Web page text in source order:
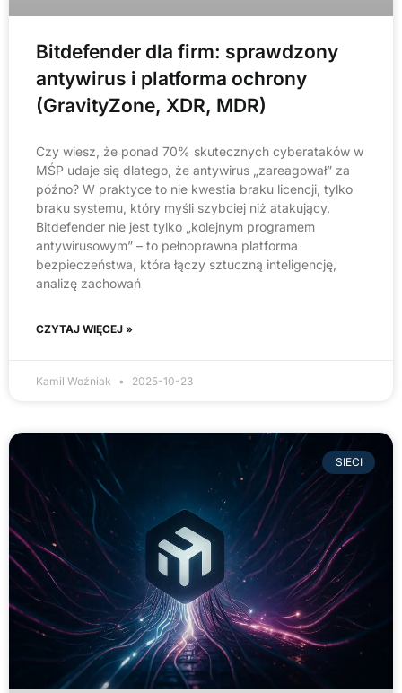
Bitdefender dla firm: sprawdzony
antywirus i platforma ochrony
(GravityZone, XDR, MDR)
Czy wiesz, że ponad 70% skutecznych cyberataków w
MŚP udaje się dlatego, że antywirus „zareagował” za
późno? W praktyce to nie kwestia braku licencji, tylko
braku systemu, który myśli szybciej niż atakujący.
Bitdefender nie jest tylko „kolejnym programem
antywirusowym” – to pełnoprawna platforma
bezpieczeństwa, która łączy sztuczną inteligencję,
analizę zachowań
CZYTAJ WIĘCEJ »
Kamil Woźniak 2025-10-23
SIECI